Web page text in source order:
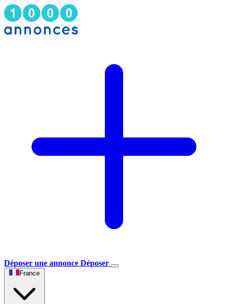
Déposer une annonce Déposer
France